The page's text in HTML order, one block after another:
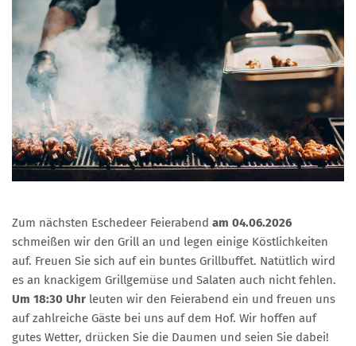
Zum nächsten Eschedeer Feierabend am 04.06.2026
schmeißen wir den Grill an und legen einige Köstlichkeiten
auf. Freuen Sie sich auf ein buntes Grillbuffet. Natütlich wird
es an knackigem Grillgemüse und Salaten auch nicht fehlen.
Um 18:30 Uhr leuten wir den Feierabend ein und freuen uns
auf zahlreiche Gäste bei uns auf dem Hof. Wir hoffen auf
gutes Wetter, drücken Sie die Daumen und seien Sie dabei!